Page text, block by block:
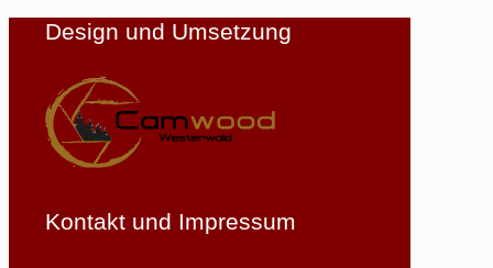
Design und Umsetzung
Kontakt und Impressum